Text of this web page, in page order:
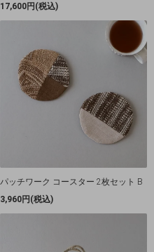
17,600円(税込)
パッチワーク コースター 2枚セット B
3,960円(税込)